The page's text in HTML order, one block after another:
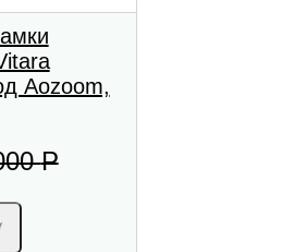
Aozoom,
Р